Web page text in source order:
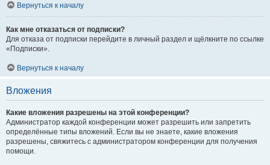
Вернуться к началу
Как мне отказаться от подписки?
Для отказа от подписки перейдите в личный раздел и щёлкните по ссылке
«Подписки».
Вернуться к началу
Вложения
Какие вложения разрешены на этой конференции?
Администратор каждой конференции может разрешить или запретить
определённые типы вложений. Если вы не знаете, какие вложения
разрешены, свяжитесь с администратором конференции для получения
помощи.